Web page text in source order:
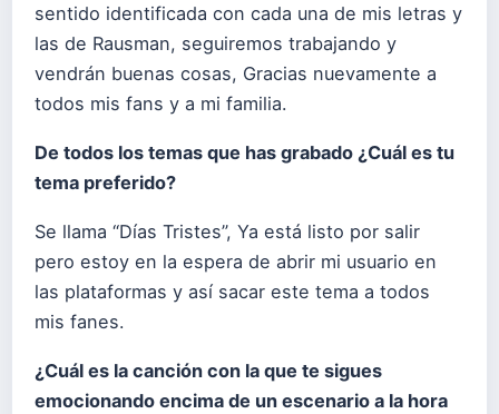
sentido identificada con cada una de mis letras y
las de Rausman, seguiremos trabajando y
vendrán buenas cosas, Gracias nuevamente a
todos mis fans y a mi familia.
De todos los temas que has grabado ¿Cuál es tu
tema preferido?
Se llama “Días Tristes”, Ya está listo por salir
pero estoy en la espera de abrir mi usuario en
las plataformas y así sacar este tema a todos
mis fanes.
¿Cuál es la canción con la que te sigues
emocionando encima de un escenario a la hora